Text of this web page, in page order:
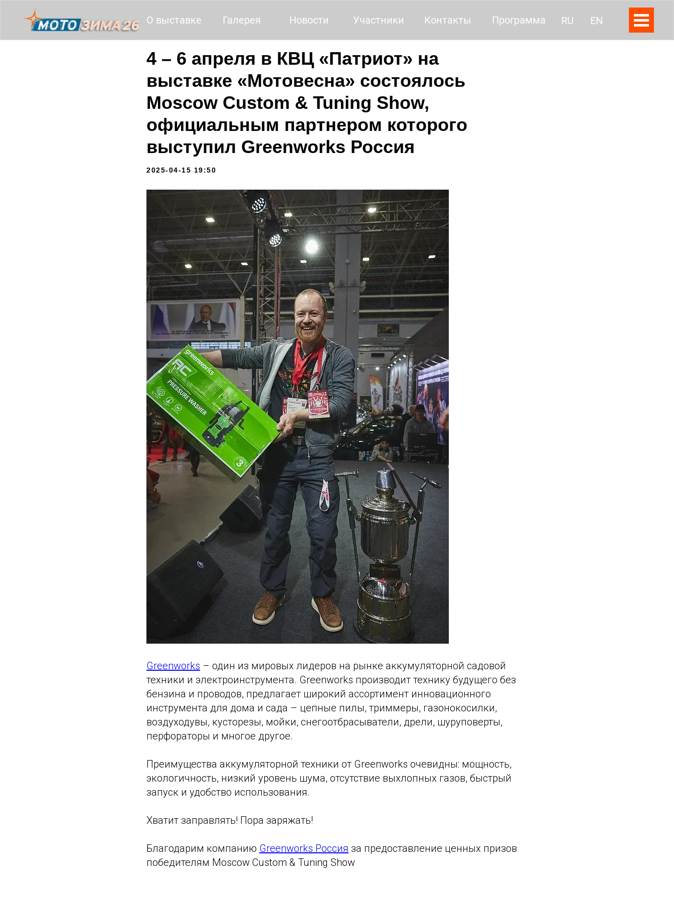
Контакты
Новости
Галерея
О выставке Участники RU EN
Программа
4 – 6 апреля в КВЦ «Патриот» на
выставке «Мотовесна» состоялось
Moscow Custom & Tuning Show,
официальным партнером которого
выступил Greenworks Россия
2025-04-15 19:50
Greenworks – один из мировых лидеров на рынке аккумуляторной садовой
техники и электроинструмента. Greenworks производит технику будущего без
бензина и проводов, предлагает широкий ассортимент инновационного
инструмента для дома и сада – цепные пилы, триммеры, газонокосилки,
воздуходувы, кусторезы, мойки, снегоотбрасыватели, дрели, шуруповерты,
перфораторы и многое другое.
Преимущества аккумуляторной техники от Greenworks очевидны: мощность,
экологичность, низкий уровень шума, отсутствие выхлопных газов, быстрый
запуск и удобство использования.
Хватит заправлять! Пора заряжать!
Благодарим компанию Greenworks Россия за предоставление ценных призов
победителям Moscow Custom & Tuning Show